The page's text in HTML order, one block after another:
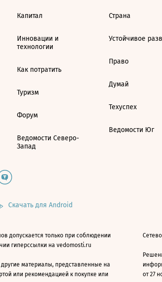
Капитал
Инновации и
технологии
Как потратить
Туризм
Форум
Ведомости Северо-
Запад
Страна
Устойчивое
Право
Думай
Техуспех
Ведомости Юг
Скачать для Android
допускается только при соблюдении
гиперссылки на vedomosti.ru
материалы, представленные на
или рекомендацией к покупке или
от 27